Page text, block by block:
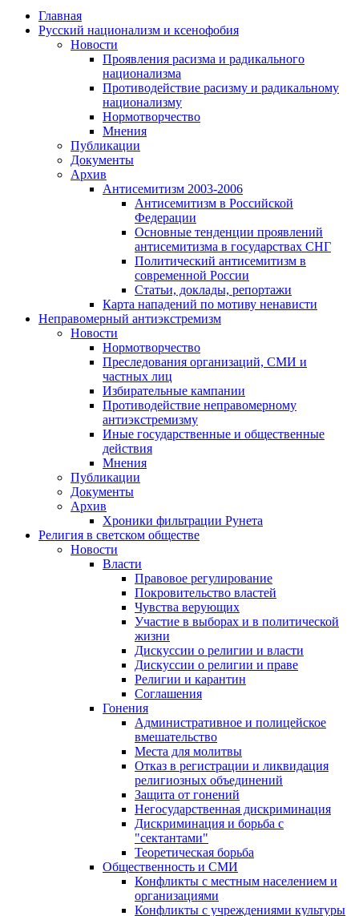
Главная
Русский национализм и ксенофобия
Новости
Проявления расизма и радикального
национализма
Противодействие расизму и радикальному
национализму
Нормотворчество
Мнения
Публикации
Документы
Архив
Антисемитизм 2003-2006
Антисемитизм в Российской
Федерации
Основные тенденции проявлений
антисемитизма в государствах СНГ
Политический антисемитизм в
современной России
Статьи, доклады, репортажи
Карта нападений по мотиву ненависти
Неправомерный антиэкстремизм
Новости
Нормотворчество
Преследования организаций, СМИ и
частных лиц
Избирательные кампании
Противодействие неправомерному
антиэкстремизму
Иные государственные и общественные
действия
Мнения
Публикации
Документы
Архив
Хроники фильтрации Рунета
Религия в светском обществе
Новости
Власти
Правовое регулирование
Покровительство властей
Чувства верующих
Участие в выборах и в политической
жизни
Дискуссии о религии и власти
Дискуссии о религии и праве
Религии и карантин
Соглашения
Гонения
Административное и полицейское
вмешательство
Места для молитвы
Отказ в регистрации и ликвидация
религиозных объединений
Защита от гонений
Негосударственная дискриминация
Дискриминация и борьба с
"сектантами"
Теоретическая борьба
Общественность и СМИ
Конфликты с местным населением и
организациями
Конфликты с учреждениями культуры